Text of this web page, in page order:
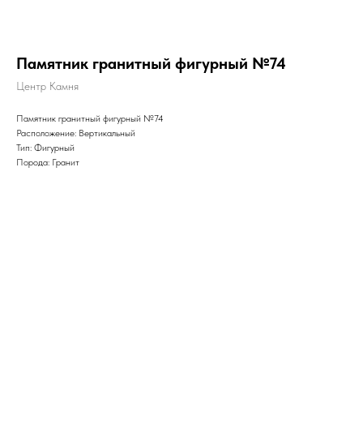
Памятник гранитный фигурный №74
Центр Камня
Памятник гранитный фигурный №74
Расположение: Вертикальный
Тип: Фигурный
Порода: Гранит